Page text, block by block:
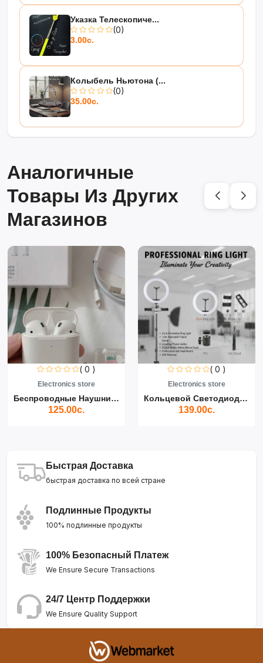
Указка Телескопиче...
(0)
3.00с.
Колыбель Ньютона (...
(0)
35.00с.
Аналогичные
Товары Из Других
Магазинов
( 0 )
Electronics store
Беспроводные Наушники Air...
125.00с.
( 0 )
Electronics store
Кольцевой Светодиодный Св...
139.00с.
Быстрая Доставка
быстрая доставка по всей стране
Подлинные Продукты
100% подлинные продукты
100% Безопасный Платеж
We Ensure Secure Transactions
24/7 Центр Поддержки
We Ensure Quality Support